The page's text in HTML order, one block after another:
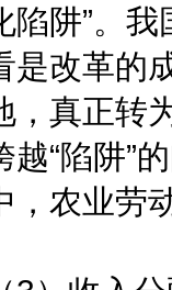
陷阱”。
是改革的
，真正转
越“陷阱”
，农业劳